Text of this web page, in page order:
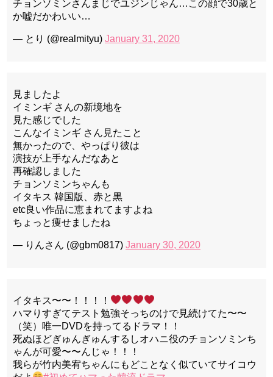
チョンソミンさんまじでユジンじゃん…この顔で30歳と
か嘘だかわいい…
— とり (@realmityu) January 31, 2020
見ましたよ
イミンギ さんの新境地を
見た感じでした
こんなイミンギ さん見たこと
無かったので、やっぱり彼は
演技が上手なんだなあと
再確認しました
チョンソミンちゃんも
イタキス 韓国版、赤と黒
etc良い作品に恵まれてますよね
ちょっと痩せましたね
— りんさん (@gbm0817) January 30, 2020
イタキス〜〜！！！！
ハマりすぎてテスト勉強そっちのけで見続けてた〜〜
（笑）唯一DVDを持ってるドラマ！！
死ぬほどぎゅんぎゅんするしオハニ役のチョンソミンち
ゃんが可愛〜〜んじゃ！！！
我らが竹内美宥ちゃんにもどことなく似ていてサイコウ